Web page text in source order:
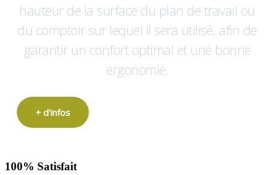
hauteur de la surface du plan de travail ou
du comptoir sur lequel il sera utilisé, afin de
garantir un confort optimal et une bonne
ergonomie.
+ d'infos
100% Satisfait